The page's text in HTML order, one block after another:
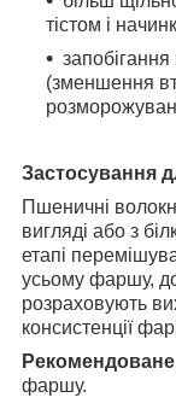
тістом і
(зменшення
Застосування
Пшеничні
вигляді або з
етапі
усьому фаршу,
розраховують
консистенції
фаршу.